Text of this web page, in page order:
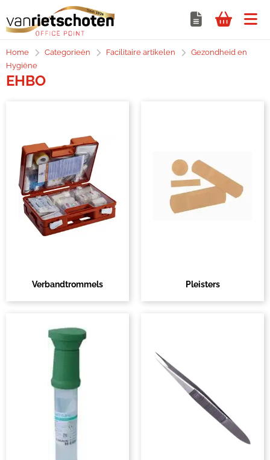
Home Categorieën Facilitaire artikelen
Gezondheid en
Hygiëne
EHBO
Verbandtrommels Pleisters